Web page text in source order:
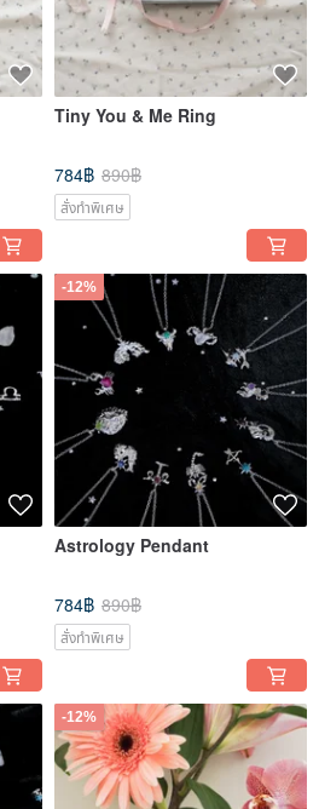
Tiny You & Me Ring
784฿ 890฿
สั่งทำพิเศษ
-12%
Astrology Pendant
784฿ 890฿
สั่งทำพิเศษ
-12%